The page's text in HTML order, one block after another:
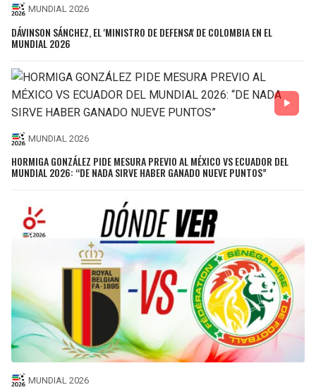
MUNDIAL 2026
DÁVINSON SÁNCHEZ, EL 'MINISTRO DE DEFENSA' DE COLOMBIA EN EL
MUNDIAL 2026
MUNDIAL 2026
HORMIGA GONZÁLEZ PIDE MESURA PREVIO AL MÉXICO VS ECUADOR DEL
MUNDIAL 2026: “DE NADA SIRVE HABER GANADO NUEVE PUNTOS”
MUNDIAL 2026